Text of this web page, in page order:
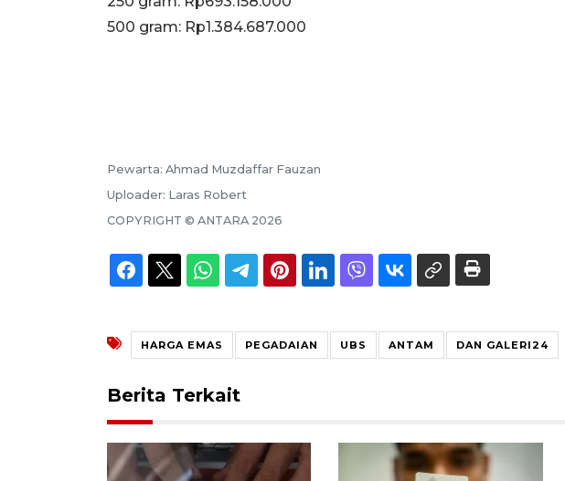
‎500 gram: Rp1.384.687.000
Pewarta: Ahmad Muzdaffar Fauzan
Uploader: Laras Robert
COPYRIGHT © ANTARA 2026
HARGA EMAS PEGADAIAN UBS ANTAM DAN GALERI24
Berita Terkait